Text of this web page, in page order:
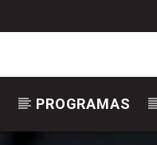
PROGRAMAS